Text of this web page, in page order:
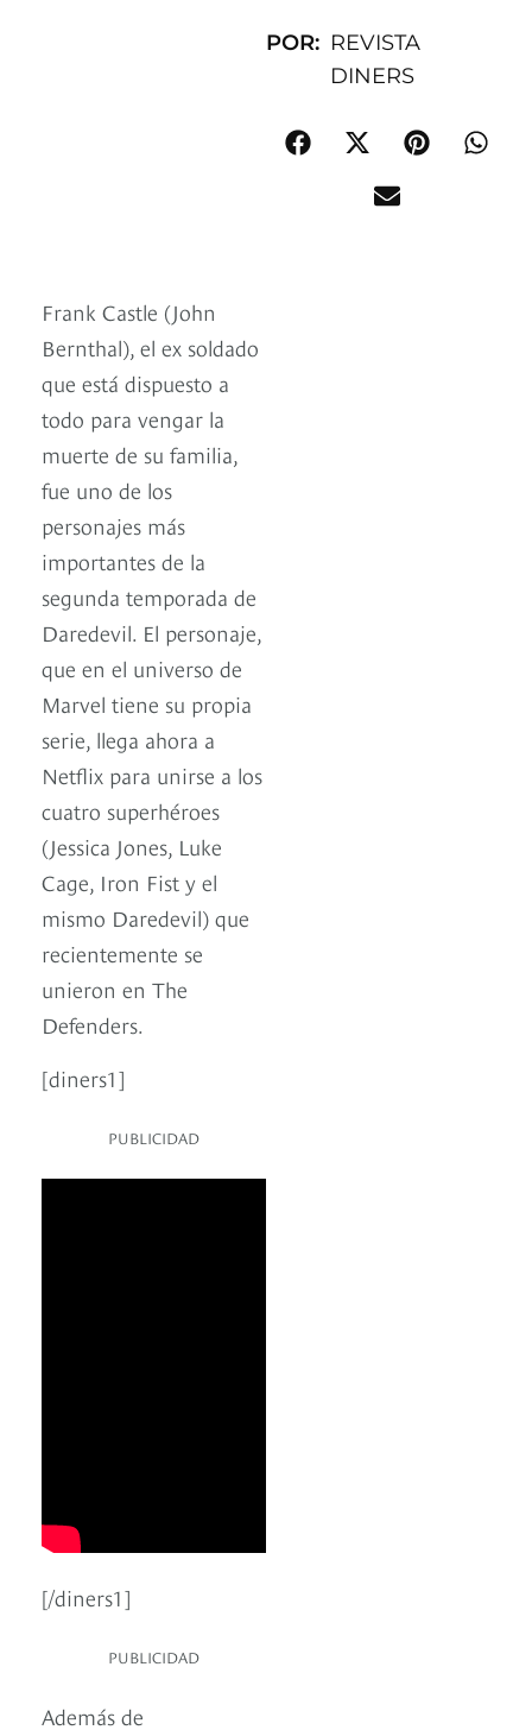
POR: REVISTA
DINERS
Frank Castle (John
Bernthal), el ex soldado
que está dispuesto a
todo para vengar la
muerte de su familia,
fue uno de los
personajes más
importantes de la
segunda temporada de
Daredevil. El personaje,
que en el universo de
Marvel tiene su propia
serie, llega ahora a
Netflix para unirse a los
cuatro superhéroes
(Jessica Jones, Luke
Cage, Iron Fist y el
mismo Daredevil) que
recientemente se
unieron en The
Defenders.
[diners1]
PUBLICIDAD
[/diners1]
PUBLICIDAD
Además de